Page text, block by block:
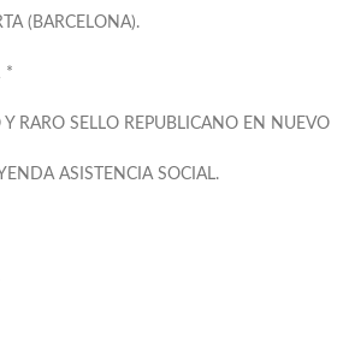
(BARCELONA).
*
Y RARO SELLO REPUBLICANO EN NUEVO
ASISTENCIA SOCIAL.